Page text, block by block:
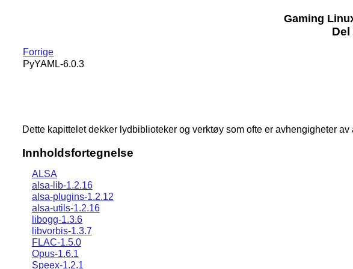
Gaming
Forrige
PyYAML-6.0.3
Dette kapittelet dekker lydbiblioteker og verktøy som ofte er avhengigheter av
Innholdsfortegnelse
ALSA
alsa-lib-1.2.16
alsa-plugins-1.2.12
alsa-utils-1.2.16
libogg-1.3.6
libvorbis-1.3.7
FLAC-1.5.0
Opus-1.6.1
Speex-1.2.1